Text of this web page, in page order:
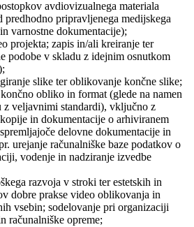
avdiovizualnega materiala
predhodno pripravljenega medijskega
varnostne dokumentacije);
projekta; zapis in/ali kreiranje ter
podobe v skladu z idejnim osnutkom
slike ter oblikovanje končne slike;
obliko in format (glede na namen
z veljavnimi standardi), vključno z
in dokumentacije o arhiviranem
delovne dokumentacije in
urejanje računalniške baze podatkov o
vodenje in nadziranje izvedbe
razvoja v stroki ter estetskih in
dobre prakse video oblikovanja in
vsebin; sodelovanje pri organizaciji
računalniške opreme;